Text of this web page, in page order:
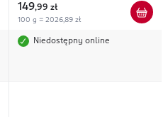
149,99 zł
100 g = 2026,89 zł
Niedostępny online